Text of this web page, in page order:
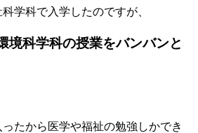
学科で入学したのですが、
境科学科の授業をバンバンと
ったから医学や福祉の勉強しかでき